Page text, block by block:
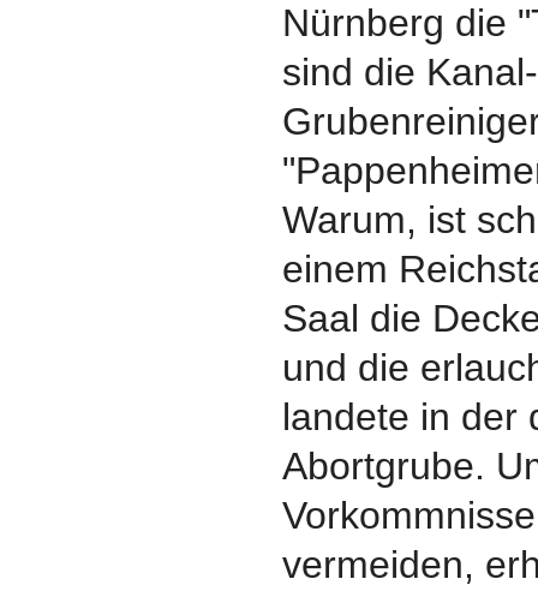
Nürnberg die
sind die
Warum, ist
einem
Saal die
und die
landete in der
Abortgrube.
vermeiden,